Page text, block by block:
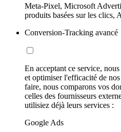
Meta-Pixel, Microsoft
produits basées sur les clics,
Conversion-Tracking avancé
En acceptant ce service,
et optimiser l'efficacité de
faire, nous comparons vos
celles des fournisseurs
utilisiez déjà leurs services :
Google Ads